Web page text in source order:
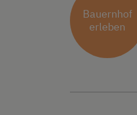
Bauernhof
erleben